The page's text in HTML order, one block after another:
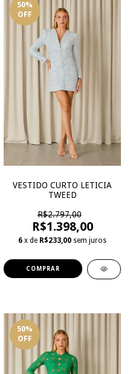
50%
OFF
VESTIDO CURTO LETICIA
TWEED
R$2.797,00
R$1.398,00
6 x de R$233,00 sem juros
COMPRAR
50%
OFF